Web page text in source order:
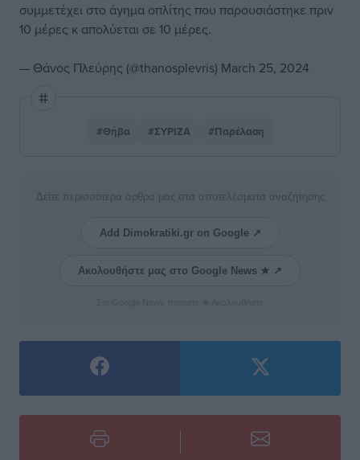
συμμετέχει στο άγημα οπλίτης που παρουσιάστηκε πριν
10 μέρες κ απολύεται σε 10 μέρες.
— Θάνος Πλεύρης (@thanosplevris) March 25, 2024
#Θήβα #ΣΥΡΙΖΑ #Παρέλαση
Δείτε περισσότερα άρθρα μας στα αποτελέσματα αναζήτησης
Add Dimokratiki.gr on Google ↗
Ακολουθήστε μας στο Google News ★ ↗